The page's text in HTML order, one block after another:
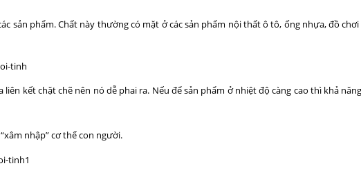
sản phẩm. Chất này thường có mặt ở các sản phẩm nội thất ô tô, ống nhựa, đồ
kết chặt chẽ nên nó dễ phai ra. Nếu để sản phẩm ở nhiệt độ càng cao thì khả
nhập” cơ thể con người.